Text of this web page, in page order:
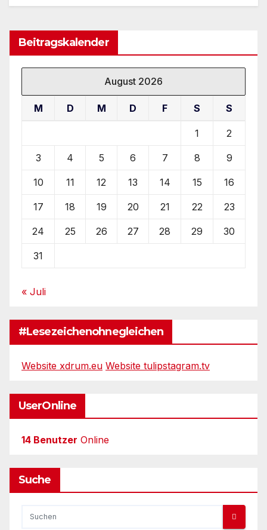
Beitragskalender
August 2026
M D M D F S S
1 2
3 4 5 6 7 8 9
10 11 12 13 14 15 16
17 18 19 20 21 22 23
24 25 26 27 28 29 30
31
« Juli
#Lesezeichenohnegleichen
Website xdrum.eu Website tulipstagram.tv
UserOnline
14 Benutzer Online
Suche